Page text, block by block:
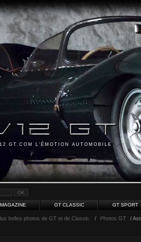
GT.COM L'ÉMOTION AUTOMOBILE
GT CLASSIC GT SPORT
belles photos de GT et de Classic. / Photos GT /